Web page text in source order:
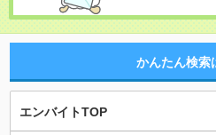
かんたん検索
エンバイトTOP